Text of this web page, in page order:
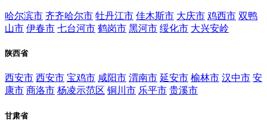
哈尔滨市 齐齐哈尔市 牡丹江市 佳木斯市 大庆市 鸡西市 双鸭
山市 伊春市 七台河市 鹤岗市 黑河市 绥化市 大兴安岭
陕西省
西安市 西安市 宝鸡市 咸阳市 渭南市 延安市 榆林市 汉中市 安
康市 商洛市 杨凌示范区 铜川市 乐平市 贵溪市
甘肃省